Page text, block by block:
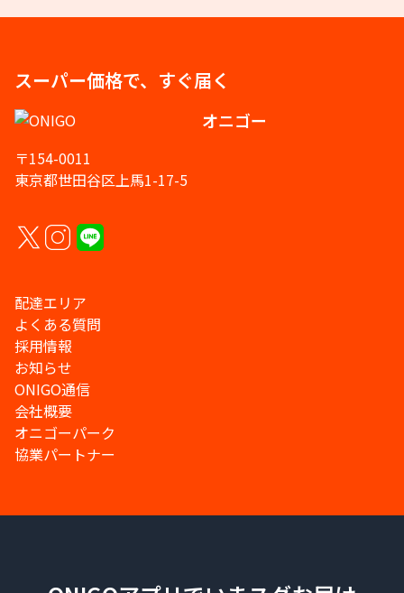
スーパー価格で、すぐ届く
オニゴー
〒154-0011
東京都世田谷区上馬1-17-5
配達エリア
よくある質問
採用情報
お知らせ
ONIGO通信
会社概要
オニゴーパーク
協業パートナー